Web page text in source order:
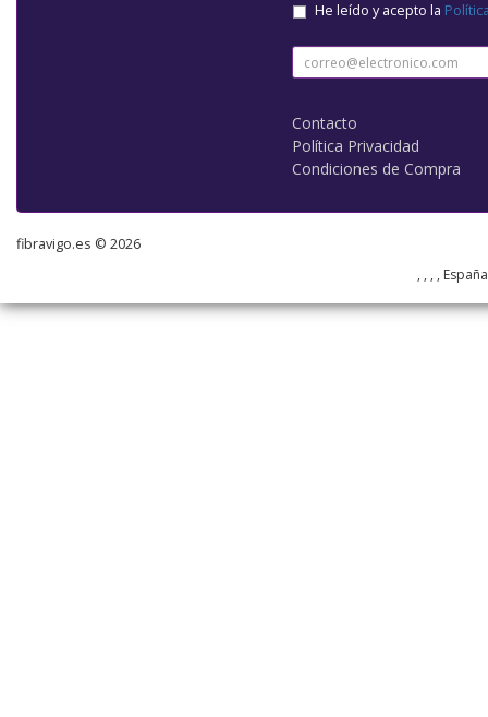
He leído y acepto la
Contacto
Política Privacidad
Condiciones de Compra
fibravigo.es © 2026
, , , ,